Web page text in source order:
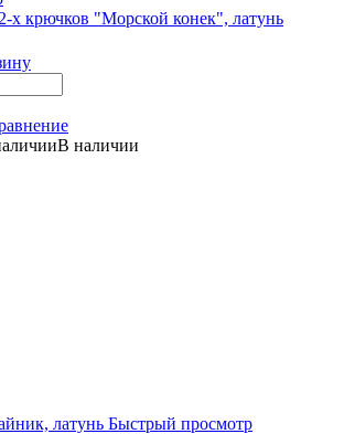
х крючков "Морской конек", латунь
В наличии
Быстрый просмотр